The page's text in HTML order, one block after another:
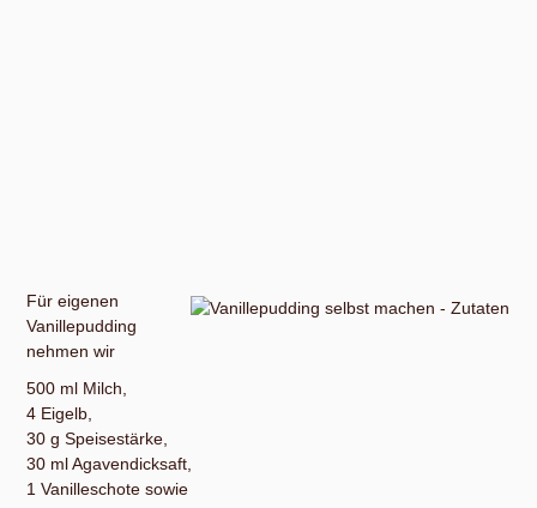
Für eigenen
Vanillepudding
nehmen wir
500 ml Milch,
4 Eigelb,
30 g Speisestärke,
30 ml Agavendicksaft,
1 Vanilleschote sowie